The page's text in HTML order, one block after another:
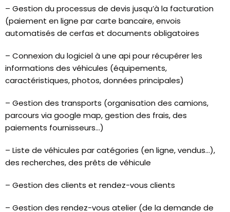
– Gestion du processus de devis jusqu’à la facturation
(paiement en ligne par carte bancaire, envois
automatisés de cerfas et documents obligatoires
– Connexion du logiciel à une api pour récupérer les
informations des véhicules (équipements,
caractéristiques, photos, données principales)
– Gestion des transports (organisation des camions,
parcours via google map, gestion des frais, des
paiements fournisseurs…)
– Liste de véhicules par catégories (en ligne, vendus…),
des recherches, des prêts de véhicule
– Gestion des clients et rendez-vous clients
– Gestion des rendez-vous atelier (de la demande de